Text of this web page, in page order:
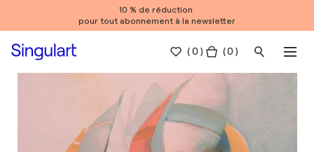
10 % de réduction
pour tout abonnement à la newsletter
(0 ) ( 0 )